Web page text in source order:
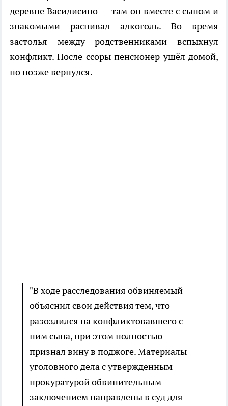
деревне Василисино — там он вместе с сыном и
знакомыми распивал алкоголь. Во время
застолья между родственниками вспыхнул
конфликт. После ссоры пенсионер ушёл домой,
но позже вернулся.
"В ходе расследования обвиняемый
объяснил свои действия тем, что
разозлился на конфликтовавшего с
ним сына, при этом полностью
признал вину в поджоге. Материалы
уголовного дела с утвержденным
прокуратурой обвинительным
заключением направлены в суд для